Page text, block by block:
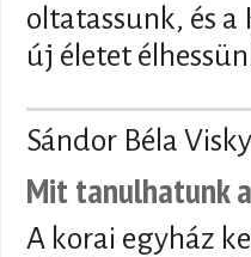
oltatassunk, és
új életet
Sándor Béla
Mit tanulhatunk
A korai egyház